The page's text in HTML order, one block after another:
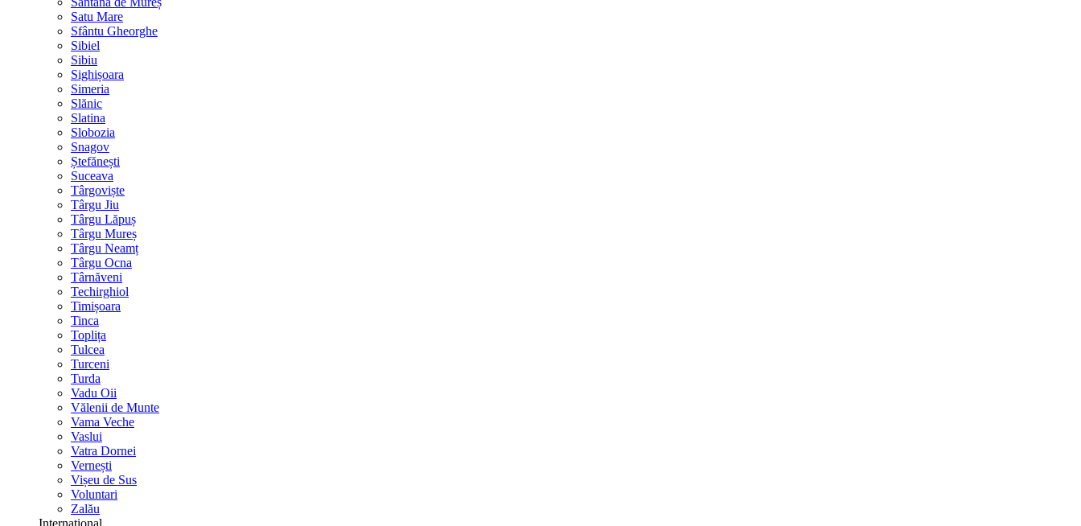
Satu Mare
Sfântu Gheorghe
Sibiel
Sibiu
Sighișoara
Simeria
Slănic
Slatina
Slobozia
Snagov
Ștefănești
Suceava
Târgoviște
Târgu Jiu
Târgu Lăpuș
Târgu Mureș
Târgu Neamț
Târgu Ocna
Târnăveni
Techirghiol
Timișoara
Tinca
Toplița
Tulcea
Turceni
Turda
Vadu Oii
Vălenii de Munte
Vama Veche
Vaslui
Vatra Dornei
Vernești
Vișeu de Sus
Voluntari
Zalău
International